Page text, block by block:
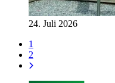
24. Juli 2026
1
2